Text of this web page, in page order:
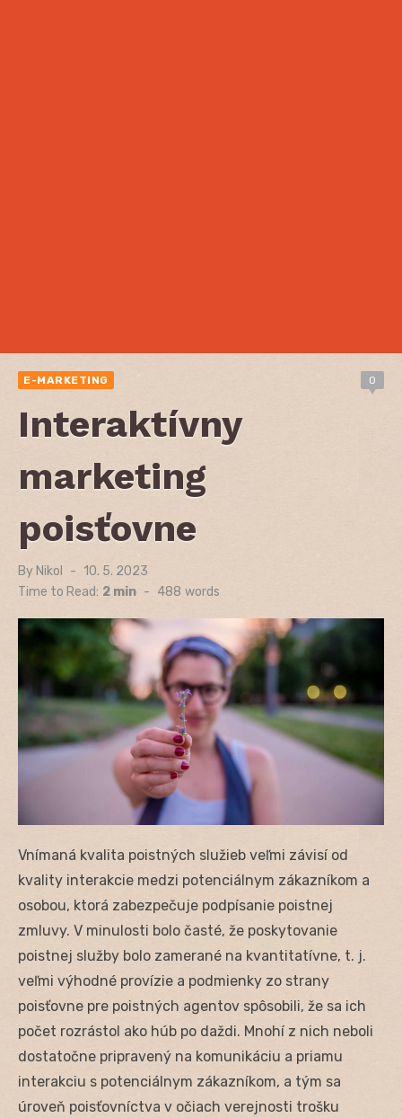
E-MARKETING 0
Interaktívny
marketing
poisťovne
By Nikol
Posted
on
10. 5. 2023
Time to Read: 2 min - 488 words
Vnímaná kvalita poistných služieb veľmi závisí od
kvality interakcie medzi potenciálnym zákazníkom a
osobou, ktorá zabezpečuje podpísanie poistnej
zmluvy. V minulosti bolo časté, že poskytovanie
poistnej služby bolo zamerané na kvantitatívne, t. j.
veľmi výhodné provízie a podmienky zo strany
poisťovne pre poistných agentov spôsobili, že sa ich
počet rozrástol ako húb po daždi. Mnohí z nich neboli
dostatočne pripravený na komunikáciu a priamu
interakciu s potenciálnym zákazníkom, a tým sa
úroveň poisťovníctva v očiach verejnosti trošku